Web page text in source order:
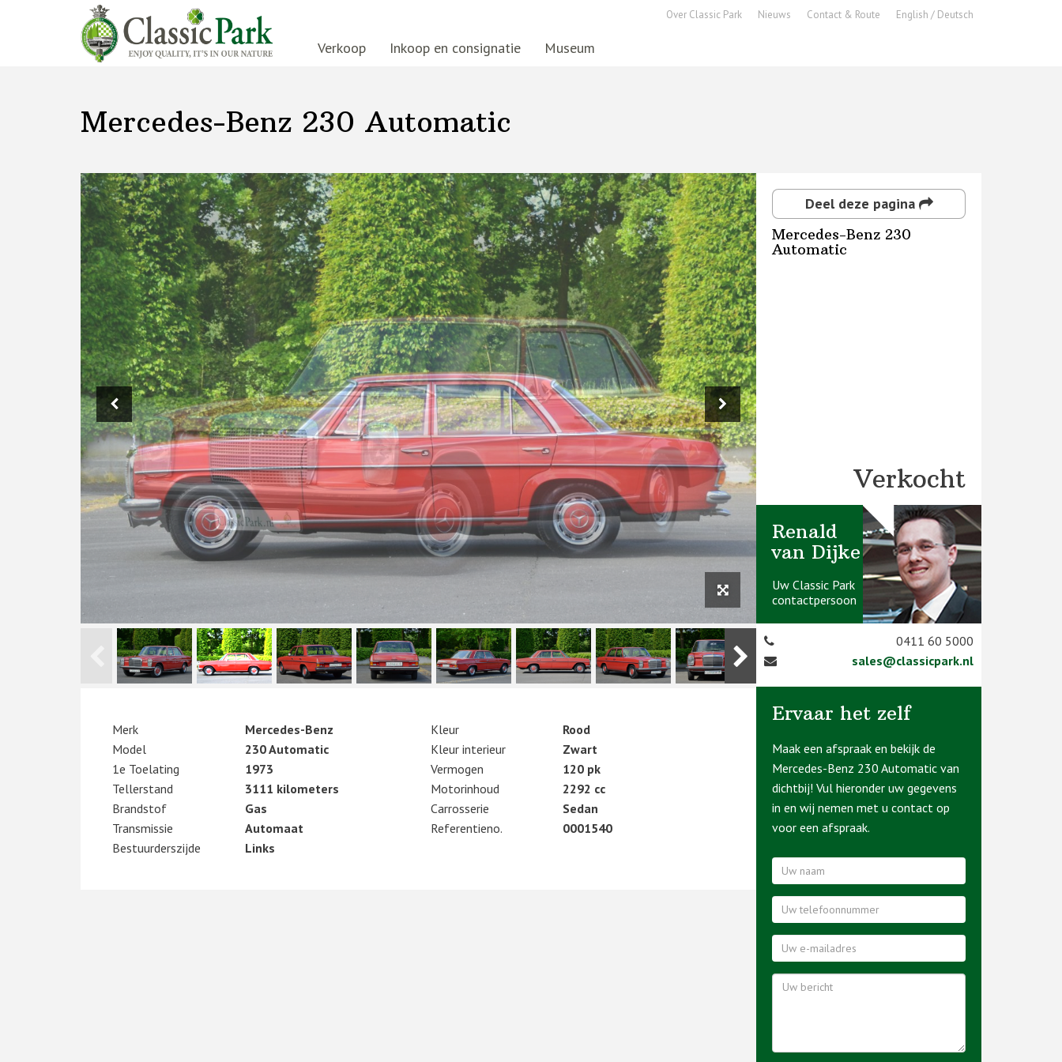
Verkoop Inkoop en consignatie Museum
Over Classic Park Nieuws Contact & Route English / Deutsch
Mercedes-Benz 230 Automatic
Merk
Mercedes-Benz
Model
230 Automatic
1e Toelating
1973
Tellerstand
3111 kilometers
Brandstof
Gas
Transmissie
Automaat
Bestuurderszijde
Links
Kleur
Rood
Kleur interieur
Zwart
Vermogen
120 pk
Motorinhoud
2292 cc
Carrosserie
Sedan
Referentieno.
0001540
Deel deze pagina
Mercedes-Benz 230
Automatic
Verkocht
Renald
van Dijke
Uw Classic Park
contactpersoon
0411 60 5000
sales@classicpark.nl
Ervaar het zelf
Maak een afspraak en bekijk de
Mercedes-Benz 230 Automatic van
dichtbij! Vul hieronder uw gegevens
in en wij nemen met u contact op
voor een afspraak.